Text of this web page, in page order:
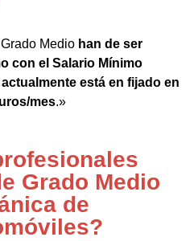
Medio han de ser
con el Salario Mínimo
está en fijado en
mes.»
Grado Medio
de